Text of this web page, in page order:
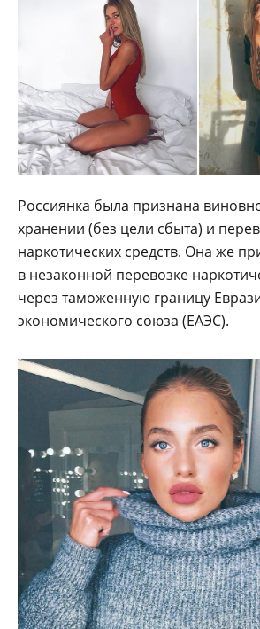
Россиянка была признана
хранении (без цели сбыта) и
наркотических средств. Она же
в незаконной перевозке
через таможенную границу
экономического союза (ЕАЭС).